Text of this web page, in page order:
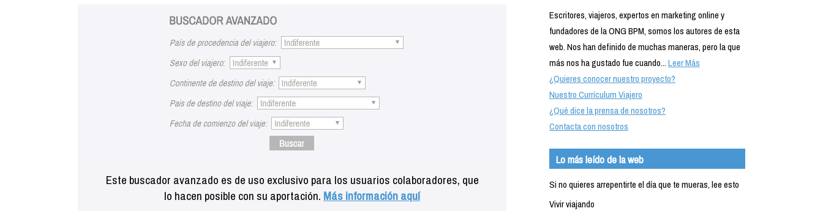
Este buscador avanzado es de uso exclusivo para los usuarios colaboradores, que
lo hacen posible con su aportación. Más información aquí
Escritores, viajeros, expertos en marketing online y
fundadores de la ONG BPM, somos los autores de esta
web. Nos han definido de muchas maneras, pero la que
más nos ha gustado fue cuando...Leer Más
¿Quieres conocer nuestro proyecto?
Nuestro Currículum Viajero
¿Qué dice la prensa de nosotros?
Contacta con nosotros
Lo más leído de la web
Si no quieres arrepentirte el día que te mueras, lee esto
Vivir viajando